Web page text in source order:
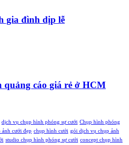
gia đình dịp lễ
quảng cáo giá rẻ ở HCM
dịch vụ chụp hình phóng sự cưới Chụp hình phóng
ảnh cưới đẹp chụp hình cưới gói dịch vụ chụp ảnh
studio chụp hình phóng sự cưới concept chụp hình